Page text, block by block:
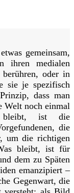
gemeinsam,
ihren medialen
oder in
sie je spezifisch
dass man
Welt noch einmal
bleibt, ist die
die
um die richtigen
bleibt, ist für
dem zu Späten
emanzipiert –
Gegenwart, die